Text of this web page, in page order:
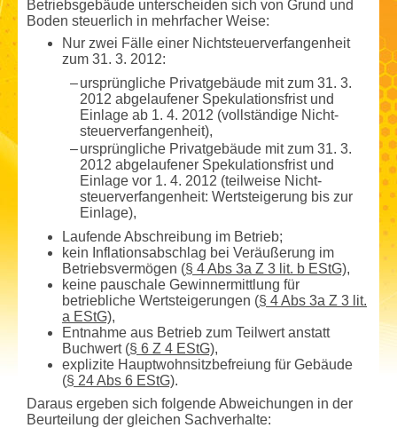
Betriebsgebäude unterscheiden sich von Grund und
Boden steuerlich in mehrfacher Weise:
Nur zwei Fälle einer Nicht­steuerverfangenheit
zum 31. 3. 2012:
–ursprüngliche Privatgebäude mit zum 31. 3.
2012 abgelaufener Spekulationsfrist und
Einlage ab 1. 4. 2012 (vollständige Nicht­
steuerverfangenheit),
–ursprüngliche Privatgebäude mit zum 31. 3.
2012 abgelaufener Spekulationsfrist und
Einlage vor 1. 4. 2012 (teilweise Nicht­
steuerverfangenheit: Wertsteigerung bis zur
Einlage),
Laufende Abschreibung im Betrieb;
kein Inflationsabschlag bei Veräußerung im
Betriebsvermögen (§ 4 Abs 3a Z 3 lit. b EStG),
keine pauschale Gewinn­ermittlung für
betriebliche Wertsteigerungen (§ 4 Abs 3a Z 3 lit.
a EStG),
Entnahme aus Betrieb zum Teilwert anstatt
Buchwert (§ 6 Z 4 EStG),
explizite Hauptwohnsitz­befreiung für Gebäude
(§ 24 Abs 6 EStG).
Daraus ergeben sich folgende Abweichungen in der
Beurteilung der gleichen Sachverhalte: